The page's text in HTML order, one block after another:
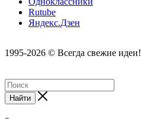
Rutube
Яндекс.Дзен
1995-2026 © Всегда свежие идеи!
Найти